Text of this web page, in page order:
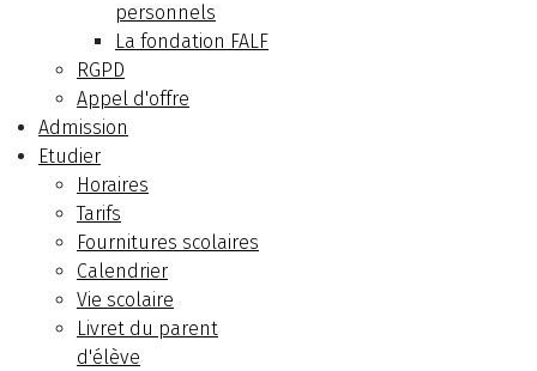
personnels
La fondation FALF
RGPD
Appel d'offre
Admission
Etudier
Horaires
Tarifs
Fournitures scolaires
Calendrier
Vie scolaire
Livret du parent
d'élève